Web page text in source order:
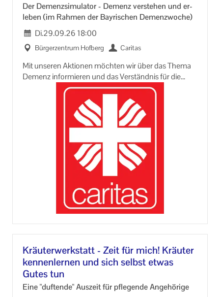
Der De­menz­si­mu­la­tor - De­menz ver­ste­hen und er­
le­ben (im Rah­men der Bay­ri­schen De­menz­wo­che)
Di.29.09.26 18:00
Bür­ger­zen­trum Hof­berg Ca­ri­tas
Mit un­se­ren Ak­tio­nen möch­ten wir über das Thema
De­menz in­for­mie­ren und das Ver­ständ­nis für die
Krank­heit und die Be­dürf­nis­se der Men­schen mit De­
An­mel­dung er­for­der­lich bei:
Fach­stel­le für pfle­gen­de An­ge­hö­ri­ge - Ca­rit­aszen­
trum Pfaf­fen­ho­fen
08441 / 8083-​810 oder -891
pflegende-​angehörige-PAF@ca­ri­tas­mu­en­chen.org
Kräu­ter­werk­statt - Zeit für mich! Kräu­ter
ken­nen­ler­nen und sich selbst etwas
Gutes tun
Eine "duf­ten­de" Aus­zeit für pfle­gen­de An­ge­hö­ri­ge